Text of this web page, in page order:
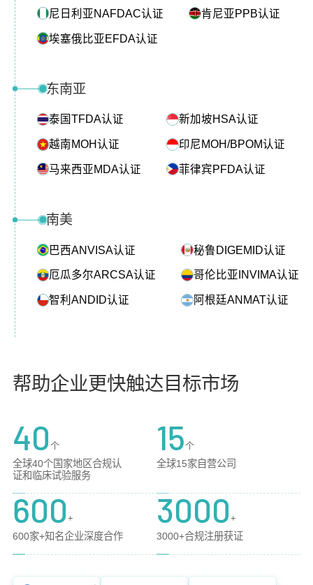
尼日利亚NAFDAC认证 肯尼亚PPB认证
埃塞俄比亚EFDA认证
东南亚
泰国TFDA认证 新加坡HSA认证
越南MOH认证 印尼MOH/BPOM认证
马来西亚MDA认证 菲律宾PFDA认证
南美
巴西ANVISA认证 秘鲁DIGEMID认证
厄瓜多尔ARCSA认证 哥伦比亚INVIMA认证
智利ANDID认证 阿根廷ANMAT认证
帮助企业更快触达目标市场
40 个
全球40个国家地区合规认
证和临床试验服务
15个
全球15家自营公司
600 +
600家+知名企业深度合作
3000 +
3000+合规注册获证